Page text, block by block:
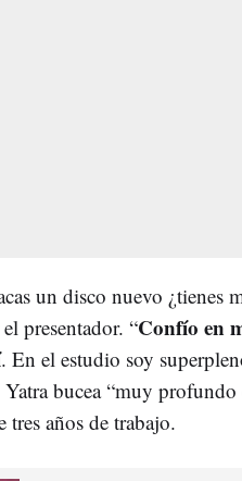
un disco nuevo ¿tienes
presentador. “Confío en
. En el estudio soy
bucea “muy
tres años de trabajo.